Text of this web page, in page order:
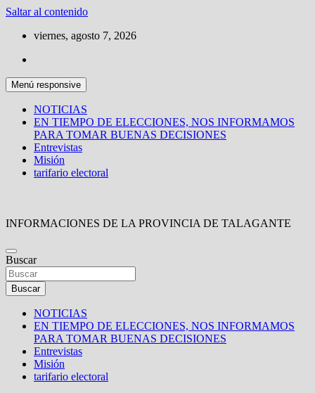
Saltar al contenido
viernes, agosto 7, 2026
Menú responsive
NOTICIAS
EN TIEMPO DE ELECCIONES, NOS INFORMAMOS
PARA TOMAR BUENAS DECISIONES
Entrevistas
Misión
tarifario electoral
INFORMACIONES DE LA PROVINCIA DE TALAGANTE
Buscar
Buscar
NOTICIAS
EN TIEMPO DE ELECCIONES, NOS INFORMAMOS
PARA TOMAR BUENAS DECISIONES
Entrevistas
Misión
tarifario electoral